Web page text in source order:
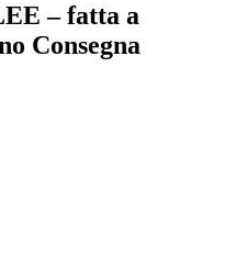
– fatta a
Consegna